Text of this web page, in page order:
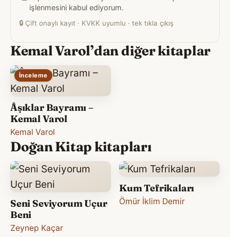
işlenmesini kabul ediyorum.
🔒 Çift onaylı kayıt · KVKK uyumlu · tek tıkla çıkış
Kemal Varol’dan diğer kitaplar
İnceleme
Âşıklar Bayramı –
Kemal Varol
Kemal Varol
Doğan Kitap kitapları
Seni Seviyorum Uçur
Beni
Zeynep Kaçar
Kum Tefrikaları
Ömür İklim Demir